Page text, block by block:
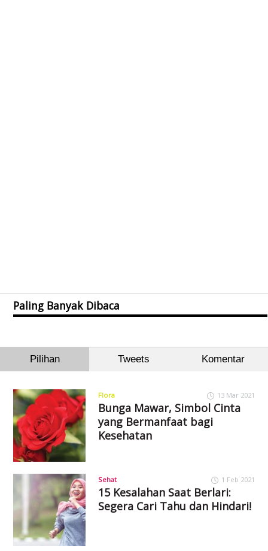
Paling Banyak Dibaca
Pilihan Tweets Komentar
Flora 13 Mar 2021
Bunga Mawar, Simbol Cinta
yang Bermanfaat bagi
Kesehatan
Sehat 1 Feb 2021
15 Kesalahan Saat Berlari:
Segera Cari Tahu dan Hindari!